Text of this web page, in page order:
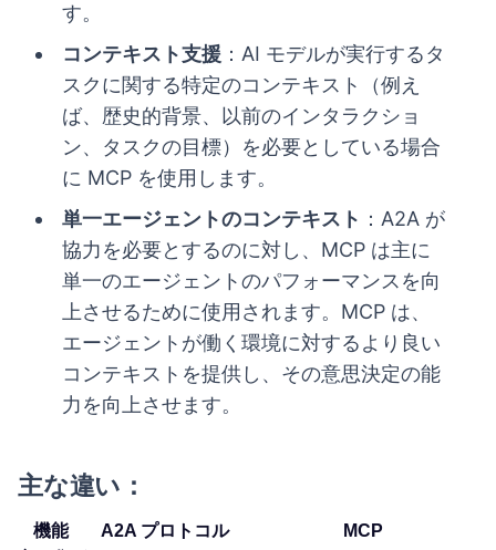
す。
コンテキスト支援：AI モデルが実行するタ
スクに関する特定のコンテキスト（例え
ば、歴史的背景、以前のインタラクショ
ン、タスクの目標）を必要としている場合
に MCP を使用します。
単一エージェントのコンテキスト ：A2A が
協力を必要とするのに対し、MCP は主に
単一のエージェントのパフォーマンスを向
上させるために使用されます。MCP は、
エージェントが働く環境に対するより良い
コンテキストを提供し、その意思決定の能
力を向上させます。
主な違い：
機能 A2A プロトコル
MCP